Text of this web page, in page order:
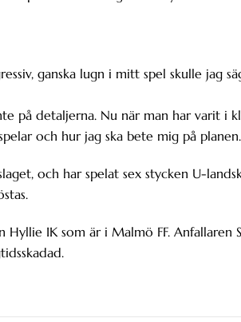
ganska lugn i mitt spel skulle jag
på detaljerna. Nu när man har varit i
och hur jag ska bete mig på planen.
och har spelat sex stycken U-
IK som är i Malmö FF. Anfallaren